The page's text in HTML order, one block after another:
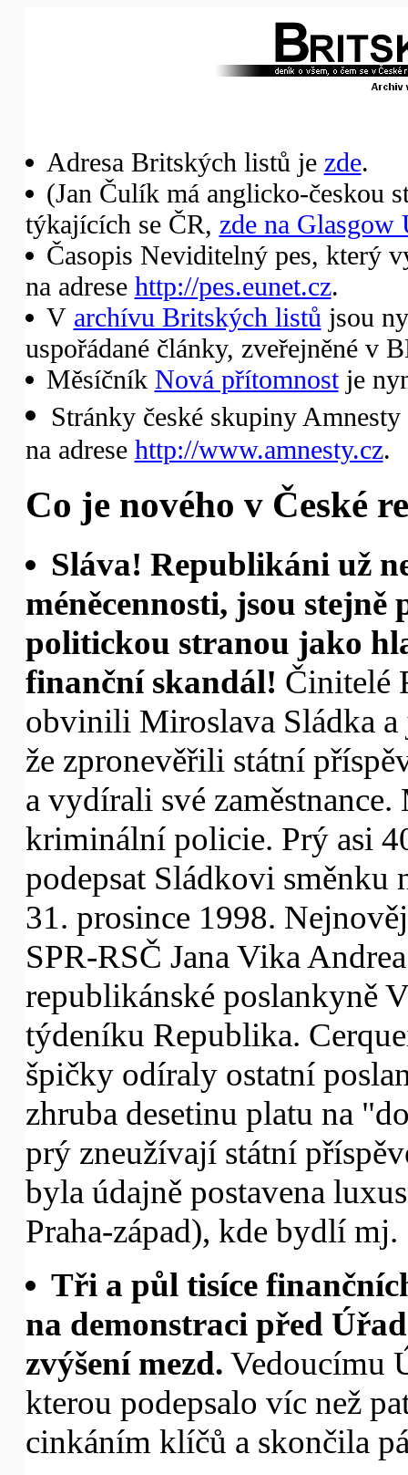
Adresa Britských listů je zde.
(Jan Čulík má anglicko-českou
týkajících se ČR, zde na Glasgow
Časopis Neviditelný pes, který
na adrese http://pes.eunet.cz.
V archívu Britských listů jsou
uspořádané články, zveřejněné v
Měsíčník Nová přítomnostje
Stránky české skupiny
na adrese http://www.amnesty.cz.
Co je nového v České
Sláva! Republikáni už
méněcennosti, jsou
politickou stranou jako
finanční skandál! Činitelé
obvinili Miroslava Sládka
že zpronevěřili státní
a vydírali své
kriminální policie. Prý asi
podepsat Sládkovi směnku
31. prosince 1998.
SPR-RSČ Jana Vika
republikánské poslankyně
týdeníku Republika.
špičky odíraly ostatní
zhruba desetinu platu na
prý zneužívají státní
byla údajně postavena
Praha-západ), kde bydlí
Tři a půl tisíce
na demonstraci před
zvýšení mezd. Vedoucímu
kterou podepsalo víc než
cinkáním klíčů a skončila